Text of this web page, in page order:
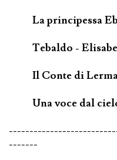
La principessa
Tebaldo -
Il Conte di
Una voce dal
-------